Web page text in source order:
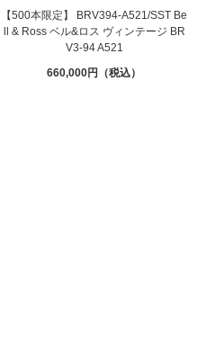
【500本限定】 BRV394-A521/SST Be
ll & Ross ベル&ロス ヴィンテージ BR
V3-94 A521
660,000